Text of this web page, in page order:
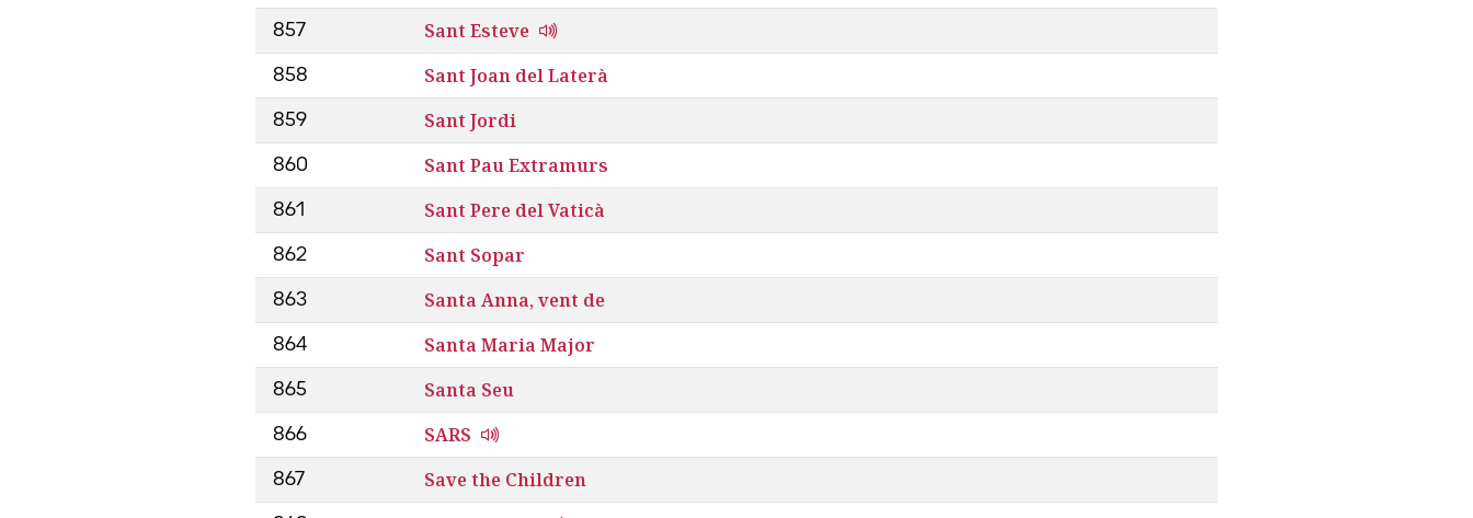
857 Sant Esteve
858 Sant Joan del Laterà
859 Sant Jordi
860 Sant Pau Extramurs
861 Sant Pere del Vaticà
862 Sant Sopar
863 Santa Anna, vent de
864 Santa Maria Major
865 Santa Seu
866 SARS
867 Save the Children